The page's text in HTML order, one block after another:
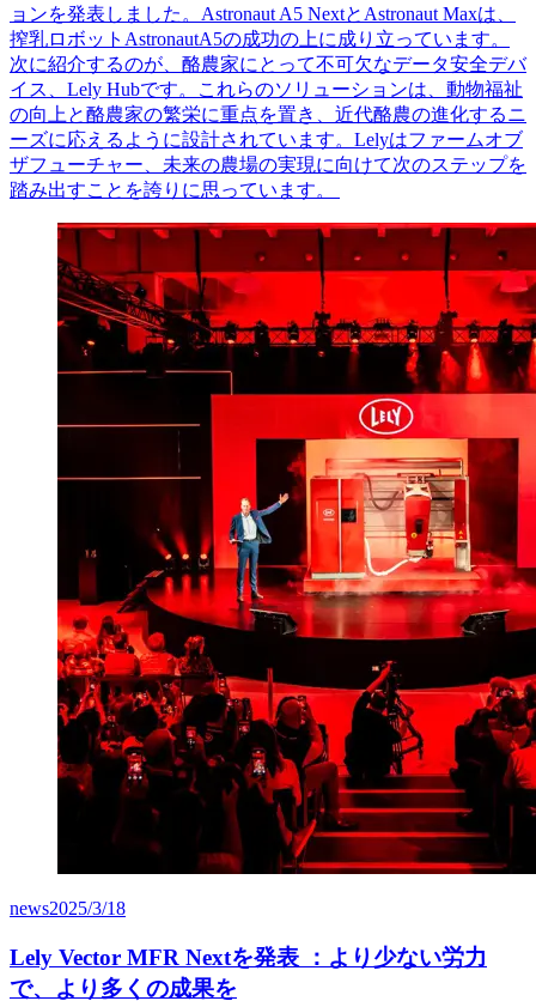
ョンを発表しました。Astronaut A5 NextとAstronaut Maxは、
搾乳ロボットAstronautA5の成功の上に成り立っています。
次に紹介するのが、酪農家にとって不可欠なデータ安全デバ
イス、Lely Hubです。これらのソリューションは、動物福祉
の向上と酪農家の繁栄に重点を置き、近代酪農の進化するニ
ーズに応えるように設計されています。Lelyはファームオブ
ザフューチャー、未来の農場の実現に向けて次のステップを
踏み出すことを誇りに思っています。
news2025/3/18
Lely Vector MFR Nextを発表 ：より少ない労力
で、より多くの成果を